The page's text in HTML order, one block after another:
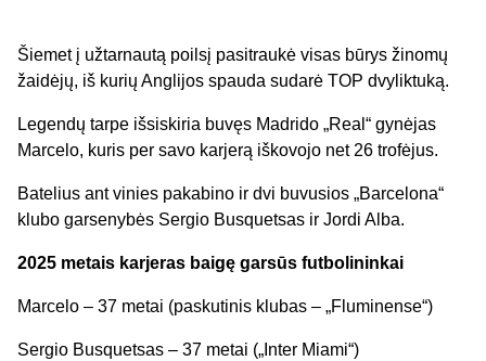
Šiemet į užtarnautą poilsį pasitraukė visas būrys žinomų
žaidėjų, iš kurių Anglijos spauda sudarė TOP dvyliktuką.
Legendų tarpe išsiskiria buvęs Madrido „Real“ gynėjas
Marcelo, kuris per savo karjerą iškovojo net 26 trofėjus.
Batelius ant vinies pakabino ir dvi buvusios „Barcelona“
klubo garsenybės Sergio Busquetsas ir Jordi Alba.
2025 metais karjeras baigę garsūs futbolininkai
Marcelo – 37 metai (paskutinis klubas – „Fluminense“)
Sergio Busquetsas – 37 metai („Inter Miami“)